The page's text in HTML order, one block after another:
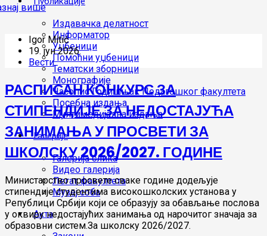
Издавачка делатност
Информатор
Уџбеници
Помоћни уџбеници
Тематски зборници
Монографије
Часопис Годишњак Педагошког факултета
Посебна издања
Мултимедијална издања
Галерије
Галерија слика
Видео галерија
Легат факултета
Музеј соба
Акта
Igor Mitić
19. јун 2026.
Вести
РАСПИСАН КОНКУРС ЗА
СТИПЕНДИЈЕ ЗА НЕДОСТАЈУЋА
ЗАНИМАЊА У ПРОСВЕТИ ЗА
ШКОЛСКУ 2026/2027. ГОДИНЕ
Министарство просвете сваке године додељује
стипендије студентима високошколских установа у
Републици Србији који се образују за обављање послова
у оквиру недостајућих занимања од нарочитог значаја за
образовни систем.За школску 2026/2027.